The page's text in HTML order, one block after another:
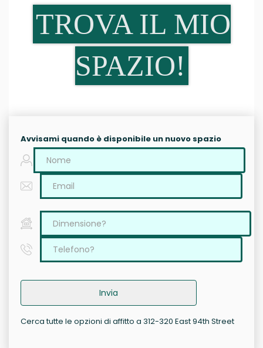
TROVA IL MIO
SPAZIO!
Avvisami quando è disponibile un nuovo spazio
Invia
Cerca tutte le opzioni di affitto a 312-320 East 94th Street